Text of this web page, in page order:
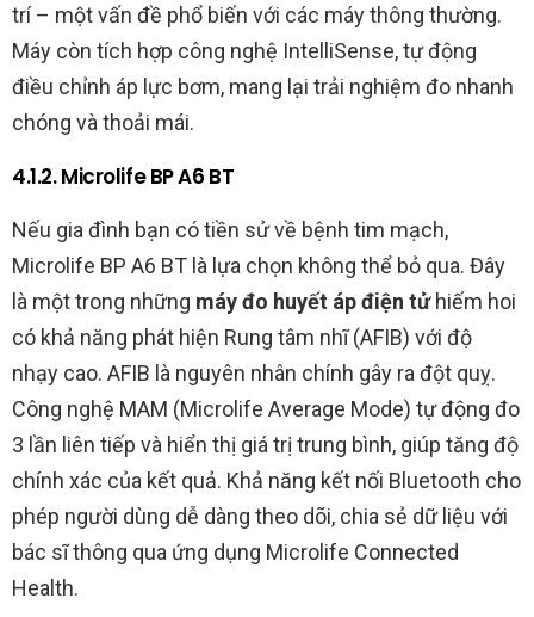
trí – một vấn đề phổ biến với các máy thông thường.
Máy còn tích hợp công nghệ IntelliSense, tự động
điều chỉnh áp lực bơm, mang lại trải nghiệm đo nhanh
chóng và thoải mái.
4.1.2. Microlife BP A6 BT
Nếu gia đình bạn có tiền sử về bệnh tim mạch,
Microlife BP A6 BT là lựa chọn không thể bỏ qua. Đây
là một trong những máy đo huyết áp điện tửhiếm hoi
có khả năng phát hiện Rung tâm nhĩ (AFIB) với độ
nhạy cao. AFIB là nguyên nhân chính gây ra đột quỵ.
Công nghệ MAM (Microlife Average Mode) tự động đo
3 lần liên tiếp và hiển thị giá trị trung bình, giúp tăng độ
chính xác của kết quả. Khả năng kết nối Bluetooth cho
phép người dùng dễ dàng theo dõi, chia sẻ dữ liệu với
bác sĩ thông qua ứng dụng Microlife Connected
Health.